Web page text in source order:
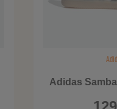
Adidas